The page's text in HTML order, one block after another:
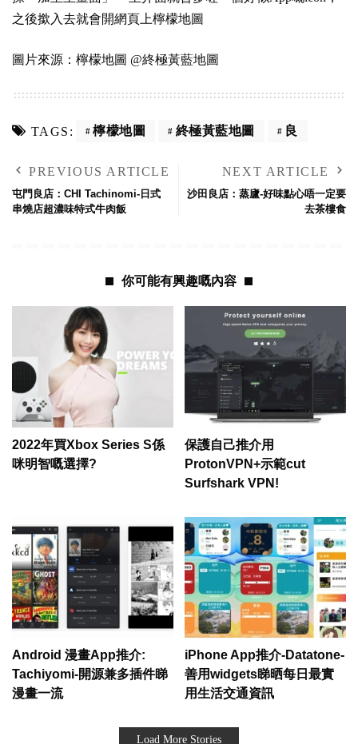
之後撳入去就會開網頁上檸檬地圖
圖片來源： 檸檬地圖 @終極黃藍地圖
TAGS: 檸檬地圖 終極黃藍地圖 良
PREVIOUS ARTICLE
屯門良店：CHI Tachinomi-日式
串燒店超濃味特式牛肉飯
NEXT ARTICLE
沙田良店：蒸廬-好味點心唔一定要
去茶樓食
你可能有興趣嘅內容
2022年買Xbox Series S係
咪明智嘅選擇?
保護自己推介用
ProtonVPN+示範cut
Surfshark VPN!
Android 漫畫App推介:
Tachiyomi-開源兼多插件睇
漫畫一流
iPhone App推介-Datatone-
善用widgets睇晒每日最實
用生活交通資訊
Load More Stories